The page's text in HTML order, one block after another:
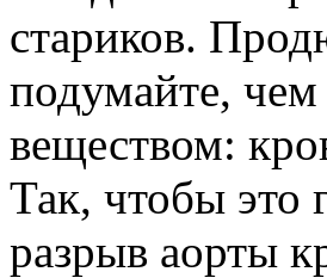
стариков.
подумайте,
веществом:
Так, чтобы это
разрыв аорты